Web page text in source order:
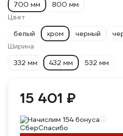
700 мм
800 мм
Цвет
белый
хром черный
Ширина
332 мм
432 мм 532 мм
15 401 ₽
Начислим 154 бонуса